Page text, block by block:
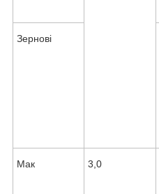
Зернові
Мак 3,0